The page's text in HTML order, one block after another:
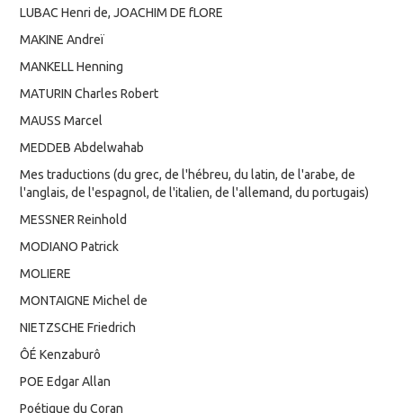
LUBAC Henri de, JOACHIM DE fLORE
MAKINE Andreï
MANKELL Henning
MATURIN Charles Robert
MAUSS Marcel
MEDDEB Abdelwahab
Mes traductions (du grec, de l'hébreu, du latin, de l'arabe, de
l'anglais, de l'espagnol, de l'italien, de l'allemand, du portugais)
MESSNER Reinhold
MODIANO Patrick
MOLIERE
MONTAIGNE Michel de
NIETZSCHE Friedrich
ÔÉ Kenzaburô
POE Edgar Allan
Poétique du Coran